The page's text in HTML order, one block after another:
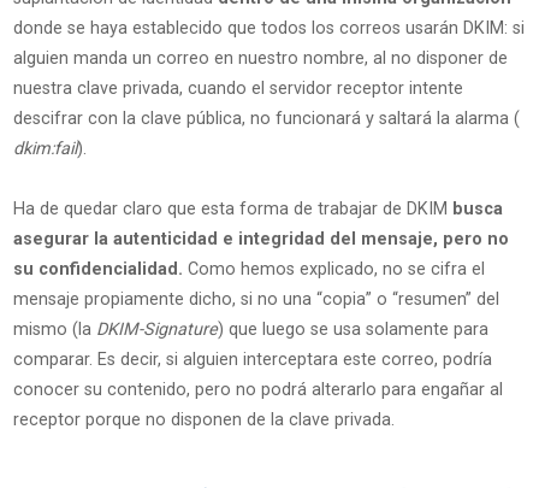
donde se haya establecido que todos los correos usarán DKIM: si
alguien manda un correo en nuestro nombre, al no disponer de
nuestra clave privada, cuando el servidor receptor intente
descifrar con la clave pública, no funcionará y saltará la alarma (
dkim:fail).
Ha de quedar claro que esta forma de trabajar de DKIM busca
asegurar la autenticidad e integridad del mensaje, pero no
su confidencialidad. Como hemos explicado, no se cifra el
mensaje propiamente dicho, si no una “copia” o “resumen” del
mismo (la DKIM-Signature) que luego se usa solamente para
comparar. Es decir, si alguien interceptara este correo, podría
conocer su contenido, pero no podrá alterarlo para engañar al
receptor porque no disponen de la clave privada.